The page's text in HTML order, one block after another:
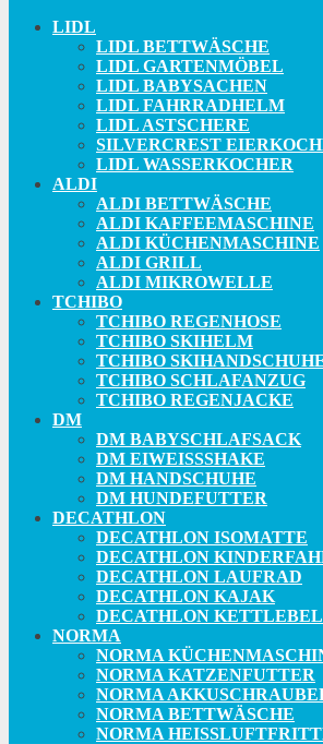
LIDL
LIDL BETTWÄSCHE
LIDL GARTENMÖBEL
LIDL BABYSACHEN
LIDL FAHRRADHELM
LIDL ASTSCHERE
SILVERCREST
LIDL WASSERKOCHER
ALDI
ALDI BETTWÄSCHE
ALDI KAFFEEMASCHINE
ALDI KÜCHENMASCHINE
ALDI GRILL
ALDI MIKROWELLE
TCHIBO
TCHIBO REGENHOSE
TCHIBO SKIHELM
TCHIBO
TCHIBO SCHLAFANZUG
TCHIBO REGENJACKE
DM
DM BABYSCHLAFSACK
DM EIWEISSSHAKE
DM HANDSCHUHE
DM HUNDEFUTTER
DECATHLON
DECATHLON ISOMATTE
DECATHLON
DECATHLON LAUFRAD
DECATHLON KAJAK
DECATHLON
NORMA
NORMA
NORMA KATZENFUTTER
NORMA
NORMA BETTWÄSCHE
NORMA